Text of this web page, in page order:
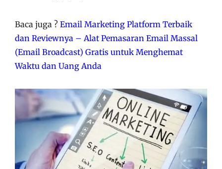
Baca juga ? Email Marketing Platform Terbaik
dan Reviewnya – Alat Pemasaran Email Massal
(Email Broadcast) Gratis untuk Menghemat
Waktu dan Uang Anda